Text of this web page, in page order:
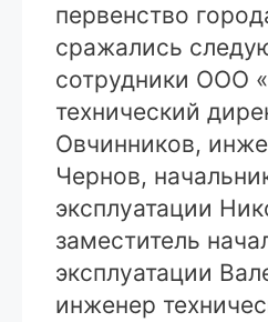
первенство
сражались
сотрудники ООО
технический
Овчинников,
Чернов,
эксплуатации
заместитель
эксплуатации
инженер